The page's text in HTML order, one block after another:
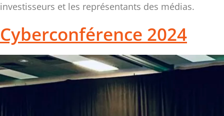
investisseurs et les représentants des médias.
Cyberconférence 2024